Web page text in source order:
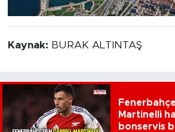
Kaynak: BURAK ALTINTAŞ
Martinelli
bonservis